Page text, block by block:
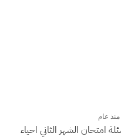
منذ عام
امتحان الشهر الثاني احياء